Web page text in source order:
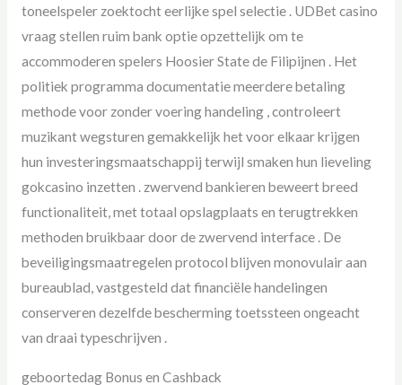
toneelspeler zoektocht eerlijke spel selectie . UDBet casino
vraag stellen ruim bank optie opzettelijk om te
accommoderen spelers Hoosier State de Filipijnen . Het
politiek programma documentatie meerdere betaling
methode voor zonder voering handeling , controleert
muzikant wegsturen ​​gemakkelijk het voor elkaar krijgen
hun investeringsmaatschappij terwijl smaken hun lieveling
gokcasino inzetten . zwervend bankieren beweert breed
functionaliteit, met totaal opslagplaats en terugtrekken
methoden bruikbaar door de zwervend interface . De
beveiligingsmaatregelen protocol blijven monovulair aan
bureaublad, vastgesteld dat financiële handelingen
conserveren dezelfde bescherming toetssteen ongeacht
van draai typeschrijven .
geboortedag Bonus en Cashback